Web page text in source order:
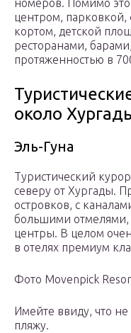
номеров. Помимо
центром,
кортом, детской
ресторанами,
протяженностью в
около
Эль-Гуна
Туристический
северу от Хургады.
островков, с
большими отмелями,
центры. В целом
в отелях премиум
Фото Movenpick
Имейте ввиду, что
пляжу.